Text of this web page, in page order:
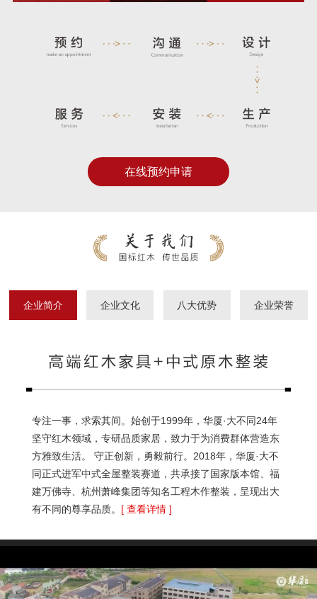
在线预约申请
企业简介 企业文化 八大优势 企业荣誉
专注一事，求索其间。始创于1999年，华厦·大不同24年
坚守红木领域，专研品质家居，致力于为消费群体营造东
方雅致生活。 守正创新，勇毅前行。2018年，华厦·大不
同正式进军中式全屋整装赛道，共承接了国家版本馆、福
建万佛寺、杭州萧峰集团等知名工程木作整装，呈现出大
有不同的尊享品质。 [ 查看详情 ]